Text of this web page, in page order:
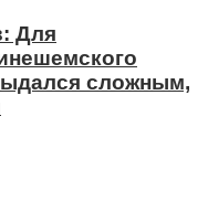
Для
сложным,